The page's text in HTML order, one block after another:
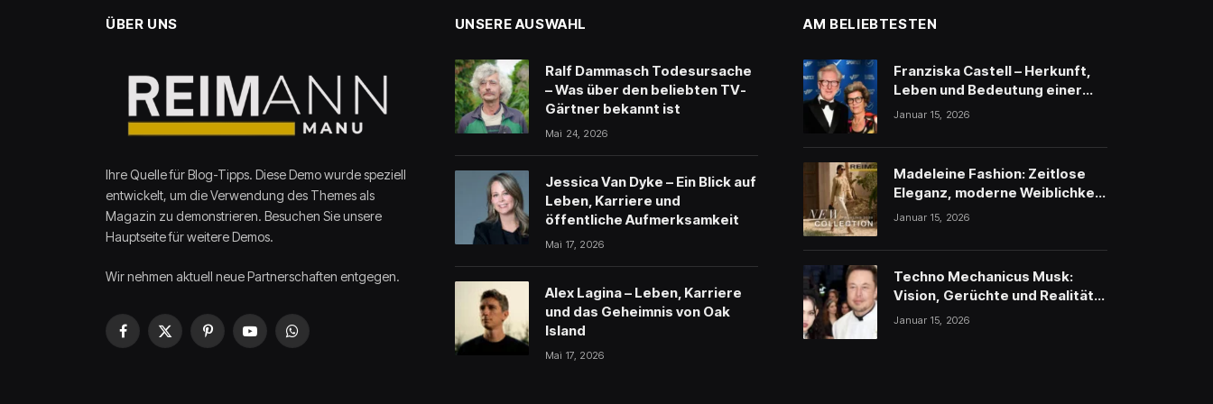
ÜBER UNS
Ihre Quelle für Blog-Tipps. Diese Demo wurde speziell
entwickelt, um die Verwendung des Themes als
Magazin zu demonstrieren. Besuchen Sie unsere
Hauptseite für weitere Demos.
Wir nehmen aktuell neue Partnerschaften entgegen.
Facebook
X
PinterestYouTubeWhatsApp
UNSERE AUSWAHL
Ralf Dammasch Todesursache
– Was über den beliebten TV-
Gärtner bekannt ist
Mai 24, 2026
Jessica Van Dyke – Ein Blick auf
Leben, Karriere und
öffentliche Aufmerksamkeit
Mai 17, 2026
Alex Lagina – Leben, Karriere
und das Geheimnis von Oak
Island
Mai 17, 2026
AM BELIEBTESTEN
Franziska Castell – Herkunft,
Leben und Bedeutung einer
traditionsreichen
Januar 15, 2026
Madeleine Fashion: Zeitlose
Eleganz, moderne Weiblichkeit
und stilvolle Inspiration
Januar 15, 2026
Techno Mechanicus Musk:
Vision, Gerüchte und Realität
hinter Elon Musks
Januar 15, 2026